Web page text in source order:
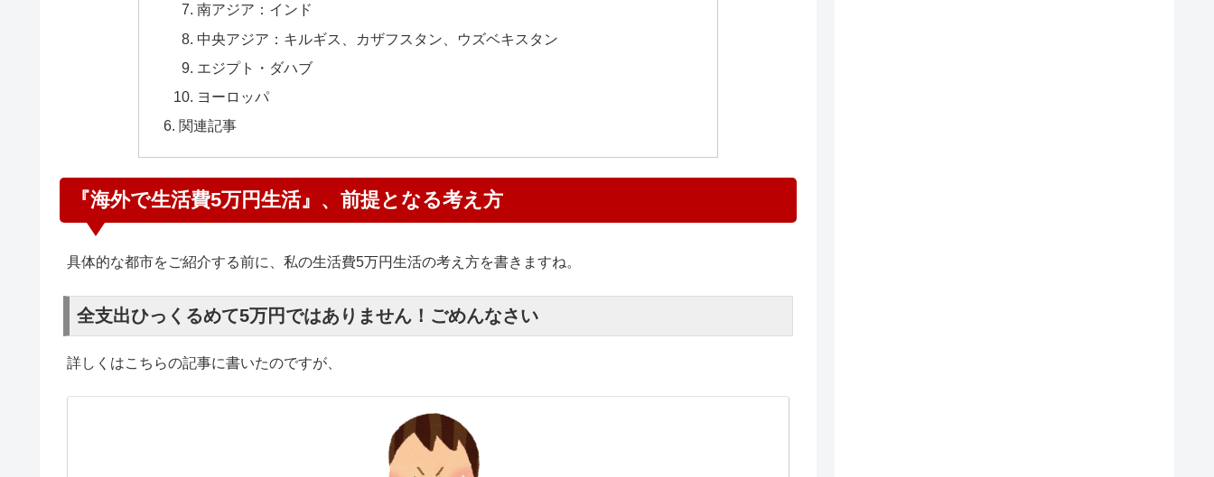
南アジア：インド
中央アジア：キルギス、カザフスタン、ウズベキスタン
エジプト・ダハブ
ヨーロッパ
関連記事
『海外で生活費5万円生活』、前提となる考え方
具体的な都市をご紹介する前に、私の生活費5万円生活の考え方を書きますね。
全支出ひっくるめて5万円ではありません！ごめんなさい
詳しくはこちらの記事に書いたのですが、